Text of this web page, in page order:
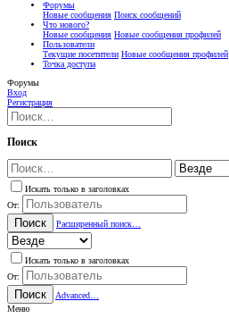
Форумы
Новые сообщения Поиск сообщений
Что нового?
Новые сообщения Новые сообщения профилей
Пользователи
Текущие посетители Новые сообщения профилей
Точка доступа
Форумы
Вход
Регистрация
Поиск
Искать только в заголовках
От:
Поиск Расширенный поиск…
Искать только в заголовках
От:
Поиск
Advanced…
Меню